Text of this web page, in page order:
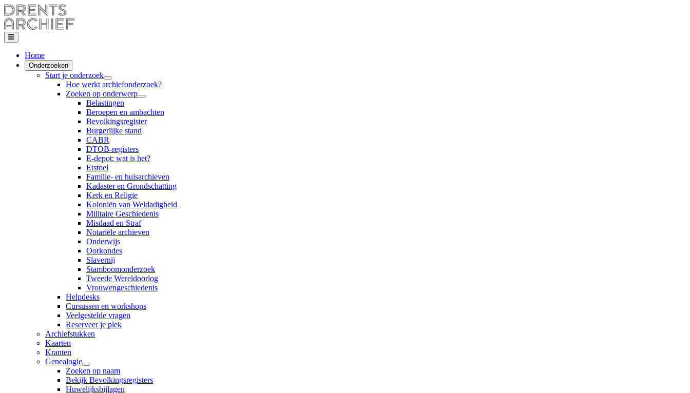
Home
Onderzoeken
Start je onderzoek
Hoe werkt archiefonderzoek?
Zoeken op onderwerp
Belastingen
Beroepen en ambachten
Bevolkingsregister
Burgerlijke stand
CABR
DTOB-registers
E-depot: wat is het?
Etstoel
Familie- en huisarchieven
Kadaster en Grondschatting
Kerk en Religie
Koloniën van Weldadigheid
Militaire Geschiedenis
Misdaad en Straf
Notariële archieven
Onderwijs
Oorkondes
Slavernij
Stamboomonderzoek
Tweede Wereldoorlog
Vrouwengeschiedenis
Helpdesks
Cursussen en workshops
Veelgestelde vragen
Reserveer je plek
Archiefstukken
Kaarten
Kranten
Genealogie
Zoeken op naam
Bekijk Bevolkingsregisters
Huwelijksbijlagen